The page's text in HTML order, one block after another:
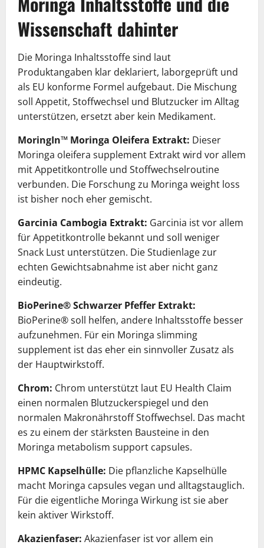
Wissenschaft dahinter
Die Moringa Inhaltsstoffe sind laut
Produktangaben klar deklariert, laborgeprüft und
als EU konforme Formel aufgebaut. Die Mischung
soll Appetit, Stoffwechsel und Blutzucker im Alltag
unterstützen, ersetzt aber kein Medikament.
MoringIn™ Moringa Oleifera Extrakt: Dieser
Moringa oleifera supplement Extrakt wird vor allem
mit Appetitkontrolle und Stoffwechselroutine
verbunden. Die Forschung zu Moringa weight loss
ist bisher noch eher gemischt.
Garcinia Cambogia Extrakt: Garcinia ist vor allem
für Appetitkontrolle bekannt und soll weniger
Snack Lust unterstützen. Die Studienlage zur
echten Gewichtsabnahme ist aber nicht ganz
eindeutig.
BioPerine® Schwarzer Pfeffer Extrakt:
BioPerine® soll helfen, andere Inhaltsstoffe besser
aufzunehmen. Für ein Moringa slimming
supplement ist das eher ein sinnvoller Zusatz als
der Hauptwirkstoff.
Chrom: Chrom unterstützt laut EU Health Claim
einen normalen Blutzuckerspiegel und den
normalen Makronährstoff Stoffwechsel. Das macht
es zu einem der stärksten Bausteine in den
Moringa metabolism support capsules.
HPMC Kapselhülle: Die pflanzliche Kapselhülle
macht Moringa capsules vegan und alltagstauglich.
Für die eigentliche Moringa Wirkung ist sie aber
kein aktiver Wirkstoff.
Akazienfaser: Akazienfaser ist vor allem ein